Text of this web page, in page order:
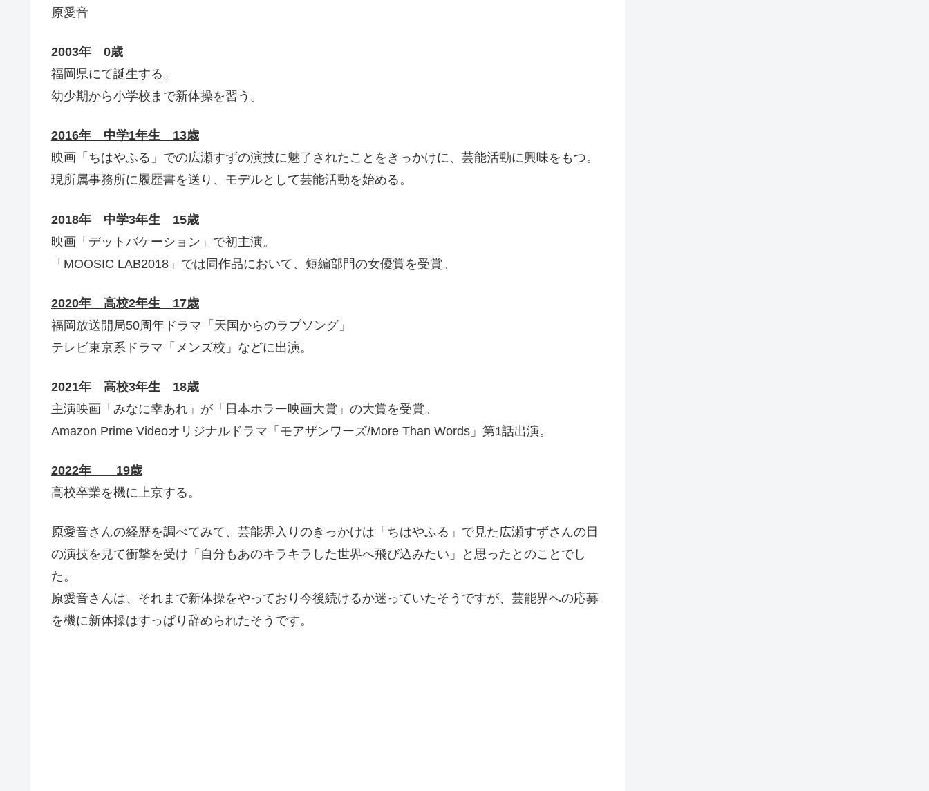
原愛音
2003年 0歳
福岡県にて誕生する。
幼少期から小学校まで新体操を習う。
2016年 中学1年生 13歳
映画「ちはやふる」での広瀬すずの演技に魅了されたことをきっかけに、芸能活動に興味をもつ。
現所属事務所に履歴書を送り、モデルとして芸能活動を始める。
2018年 中学3年生 15歳
映画「デットバケーション」で初主演。
「MOOSIC LAB2018」では同作品において、短編部門の女優賞を受賞。
2020年 高校2年生 17歳
福岡放送開局50周年ドラマ「天国からのラブソング」
テレビ東京系ドラマ「メンズ校」などに出演。
2021年 高校3年生 18歳
主演映画「みなに幸あれ」が「日本ホラー映画大賞」の大賞を受賞。
Amazon Prime Videoオリジナルドラマ「モアザンワーズ/More Than Words」第1話出演。
2022年 19歳
高校卒業を機に上京する。
原愛音さんの経歴を調べてみて、芸能界入りのきっかけは「ちはやふる」で見た広瀬すずさんの目
の演技を見て衝撃を受け「自分もあのキラキラした世界へ飛び込みたい」と思ったとのことでし
た。
原愛音さんは、それまで新体操をやっており今後続けるか迷っていたそうですが、芸能界への応募
を機に新体操はすっぱり辞められたそうです。